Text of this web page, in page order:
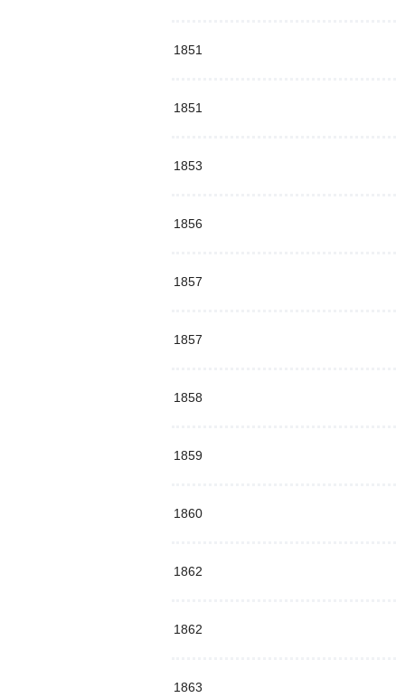
1851
1851
1853
1856
1857
1857
1858
1859
1860
1862
1862
1863